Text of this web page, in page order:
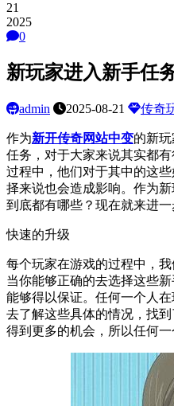
21
2025
0
新玩家进入新手任
admin 2025-08-21 传奇
作为新开传奇网站中变的新
任务，对于大家来说其实都
过程中，他们对于其中的这
择来说也会造成影响。作为
到底都有哪些？现在就来进一
快速的升级
每个玩家在游戏的过程中，
当你能够正确的去选择这些
能够得以保证。任何一个人
去了解这些具体的情况，找
得到更多的机会，所以任何